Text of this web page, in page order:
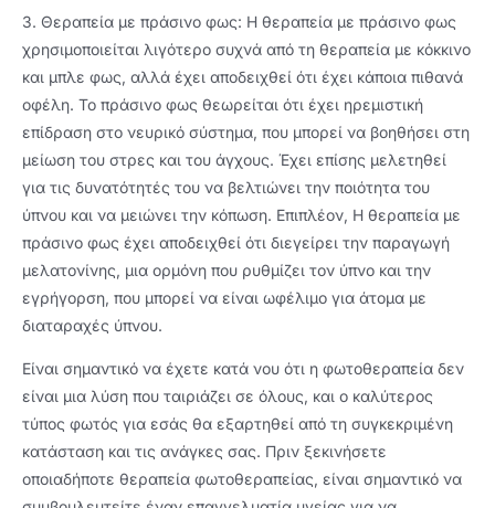
3. Θεραπεία με πράσινο φως: Η θεραπεία με πράσινο φως
χρησιμοποιείται λιγότερο συχνά από τη θεραπεία με κόκκινο
και μπλε φως, αλλά έχει αποδειχθεί ότι έχει κάποια πιθανά
οφέλη. Το πράσινο φως θεωρείται ότι έχει ηρεμιστική
επίδραση στο νευρικό σύστημα, που μπορεί να βοηθήσει στη
μείωση του στρες και του άγχους. Έχει επίσης μελετηθεί
για τις δυνατότητές του να βελτιώνει την ποιότητα του
ύπνου και να μειώνει την κόπωση. Επιπλέον, Η θεραπεία με
πράσινο φως έχει αποδειχθεί ότι διεγείρει την παραγωγή
μελατονίνης, μια ορμόνη που ρυθμίζει τον ύπνο και την
εγρήγορση, που μπορεί να είναι ωφέλιμο για άτομα με
διαταραχές ύπνου.
Είναι σημαντικό να έχετε κατά νου ότι η φωτοθεραπεία δεν
είναι μια λύση που ταιριάζει σε όλους, και ο καλύτερος
τύπος φωτός για εσάς θα εξαρτηθεί από τη συγκεκριμένη
κατάσταση και τις ανάγκες σας. Πριν ξεκινήσετε
οποιαδήποτε θεραπεία φωτοθεραπείας, είναι σημαντικό να